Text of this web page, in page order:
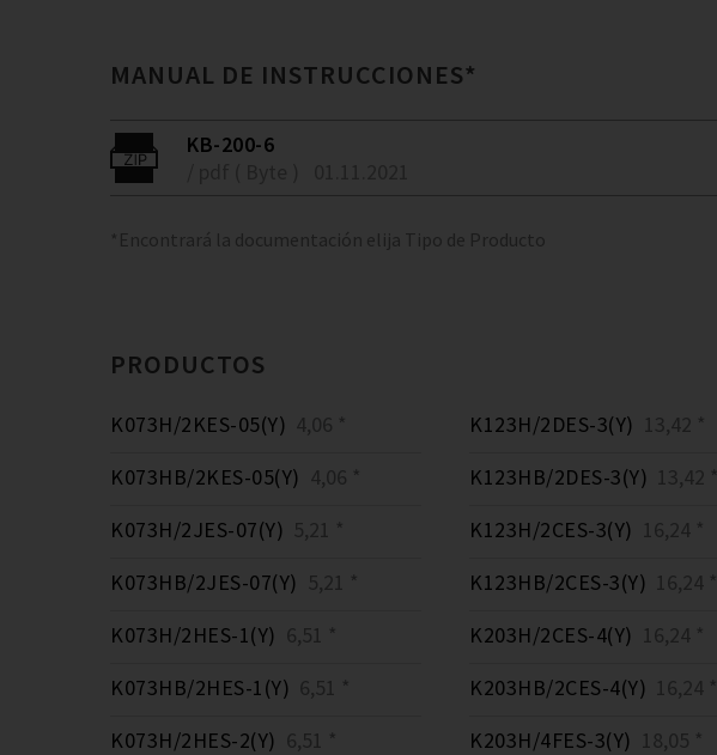
MANUAL DE INSTRUCCIONES*
KB-200-6
*Encontrará la documentación elija Tipo de Producto
PRODUCTOS
K073H/2KES-05(Y) 4,06 *
K073HB/2KES-05(Y) 4,06 *
K073H/2JES-07(Y) 5,21 *
K073HB/2JES-07(Y) 5,21 *
K073H/2HES-1(Y) 6,51 *
K073HB/2HES-1(Y) 6,51 *
K073H/2HES-2(Y) 6,51 *
K123H/2DES-3(Y) 13,42 *
K123HB/2DES-3(Y) 13,42 *
K123H/2CES-3(Y) 16,24 *
K123HB/2CES-3(Y) 16,24 *
K203H/2CES-4(Y) 16,24 *
K203HB/2CES-4(Y) 16,24 *
K203H/4FES-3(Y) 18,05 *